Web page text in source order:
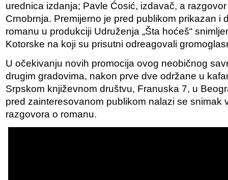
urednica izdanja; Pavle Ćosić, izdavač, a
Crnobrnja. Premijerno je pred publikom prikazan i
romanu u produkciji Udruženja „Šta hoćeš“
Kotorske na koji su prisutni odreagovali
U očekivanju novih promocija ovog neobičnog
drugim gradovima, nakon prve dve održane u
Srpskom književnom društvu, Franuska 7, u
pred zainteresovanom publikom nalazi se snimak
razgovora o romanu.